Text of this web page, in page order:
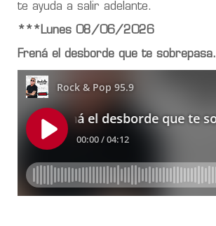
te ayuda a salir adelante.
***Lunes 08/06/2026
Frená el desborde que te sobrepasa.